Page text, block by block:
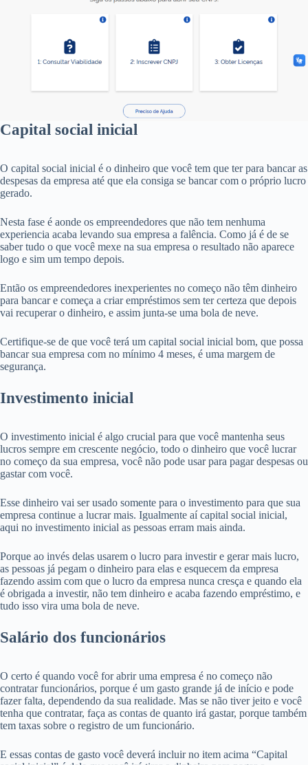
Capital social inicial
O capital social inicial é o dinheiro que você tem que ter para bancar as
despesas da empresa até que ela consiga se bancar com o próprio lucro
gerado.
Nesta fase é aonde os empreendedores que não tem nenhuma
experiencia acaba levando sua empresa a falência. Como já é de se
saber tudo o que você mexe na sua empresa o resultado não aparece
logo e sim um tempo depois.
Então os empreendedores inexperientes no começo não têm dinheiro
para bancar e começa a criar empréstimos sem ter certeza que depois
vai recuperar o dinheiro, e assim junta-se uma bola de neve.
Certifique-se de que você terá um capital social inicial bom, que possa
bancar sua empresa com no mínimo 4 meses, é uma margem de
segurança.
Investimento inicial
O investimento inicial é algo crucial para que você mantenha seus
lucros sempre em crescente negócio, todo o dinheiro que você lucrar
no começo da sua empresa, você não pode usar para pagar despesas ou
gastar com você.
Esse dinheiro vai ser usado somente para o investimento para que sua
empresa continue a lucrar mais. Igualmente aí capital social inicial,
aqui no investimento inicial as pessoas erram mais ainda.
Porque ao invés delas usarem o lucro para investir e gerar mais lucro,
as pessoas já pegam o dinheiro para elas e esquecem da empresa
fazendo assim com que o lucro da empresa nunca cresça e quando ela
é obrigada a investir, não tem dinheiro e acaba fazendo empréstimo, e
tudo isso vira uma bola de neve.
Salário dos funcionários
O certo é quando você for abrir uma empresa é no começo não
contratar funcionários, porque é um gasto grande já de início e pode
fazer falta, dependendo da sua realidade. Mas se não tiver jeito e você
tenha que contratar, faça as contas de quanto irá gastar, porque também
tem taxas sobre o registro de um funcionário.
E essas contas de gasto você deverá incluir no item acima “Capital